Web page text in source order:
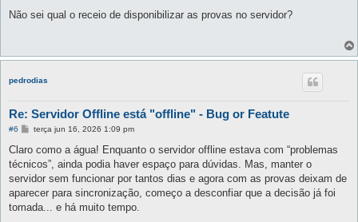
n
m
Não sei qual o receio de disponibilizar as provas no servidor?
pedrodias
Re: Servidor Offline está "offline" - Bug or Featute
#6
M
n
a
g
m
terça jun 16, 2026 1:09 pm
Claro como a água! Enquanto o servidor offline estava com “problemas
técnicos”, ainda podia haver espaço para dúvidas. Mas, manter o
servidor sem funcionar por tantos dias e agora com as provas deixam de
aparecer para sincronização, começo a desconfiar que a decisão já foi
tomada... e há muito tempo.